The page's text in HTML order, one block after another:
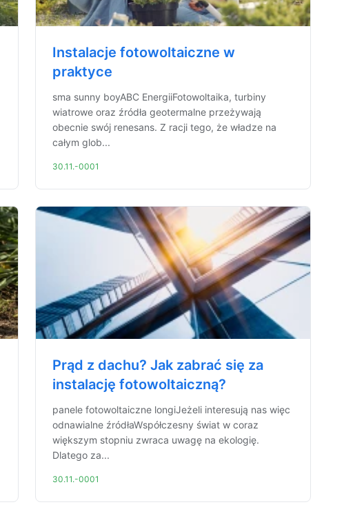
Instalacje fotowoltaiczne w
praktyce
sma sunny boyABC EnergiiFotowoltaika, turbiny
wiatrowe oraz źródła geotermalne przeżywają
obecnie swój renesans. Z racji tego, że władze na
całym glob...
30.11.-0001
Prąd z dachu? Jak zabrać się za
instalację fotowoltaiczną?
panele fotowoltaiczne longiJeżeli interesują nas więc
odnawialne źródłaWspółczesny świat w coraz
większym stopniu zwraca uwagę na ekologię.
Dlatego za...
30.11.-0001